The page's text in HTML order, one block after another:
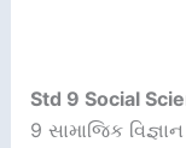
Std 9 Social
9 સામાજિક